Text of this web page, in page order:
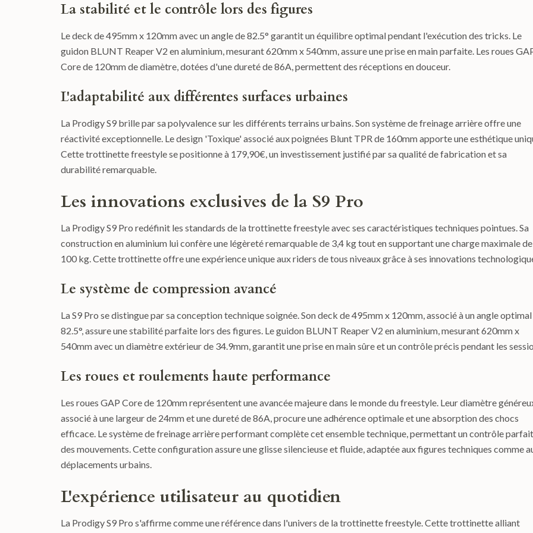
La stabilité et le contrôle lors des figures
Le deck de 495mm x 120mm avec un angle de 82.5° garantit un équilibre optimal pendant l'exécution des tricks. Le
guidon BLUNT Reaper V2 en aluminium, mesurant 620mm x 540mm, assure une prise en main parfaite. Les roues
Core de 120mm de diamètre, dotées d'une dureté de 86A, permettent des réceptions en douceur.
L'adaptabilité aux différentes surfaces urbaines
La Prodigy S9 brille par sa polyvalence sur les différents terrains urbains. Son système de freinage arrière offre une
réactivité exceptionnelle. Le design 'Toxique' associé aux poignées Blunt TPR de 160mm apporte une esthétique
Cette trottinette freestyle se positionne à 179,90€, un investissement justifié par sa qualité de fabrication et sa
durabilité remarquable.
Les innovations exclusives de la S9 Pro
La Prodigy S9 Pro redéfinit les standards de la trottinette freestyle avec ses caractéristiques techniques pointues. Sa
construction en aluminium lui confère une légèreté remarquable de 3,4 kg tout en supportant une charge maximale de
100 kg. Cette trottinette offre une expérience unique aux riders de tous niveaux grâce à ses innovations
Le système de compression avancé
La S9 Pro se distingue par sa conception technique soignée. Son deck de 495mm x 120mm, associé à un angle
82.5°, assure une stabilité parfaite lors des figures. Le guidon BLUNT Reaper V2 en aluminium, mesurant 620mm x
540mm avec un diamètre extérieur de 34.9mm, garantit une prise en main sûre et un contrôle précis pendant les
Les roues et roulements haute performance
Les roues GAP Core de 120mm représentent une avancée majeure dans le monde du freestyle. Leur diamètre
associé à une largeur de 24mm et une dureté de 86A, procure une adhérence optimale et une absorption des chocs
efficace. Le système de freinage arrière performant complète cet ensemble technique, permettant un contrôle parfait
des mouvements. Cette configuration assure une glisse silencieuse et fluide, adaptée aux figures techniques comme
déplacements urbains.
L'expérience utilisateur au quotidien
La Prodigy S9 Pro s'affirme comme une référence dans l'univers de la trottinette freestyle. Cette trottinette alliant